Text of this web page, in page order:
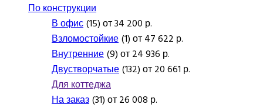
По конструкции
В офис(15) от 34 200 р.
Взломостойкие(1) от 47 622 р.
Внутренние(9) от 24 936 р.
Двустворчатые(132) от 20 661 р.
Для коттеджа
На заказ(31) от 26 008 р.